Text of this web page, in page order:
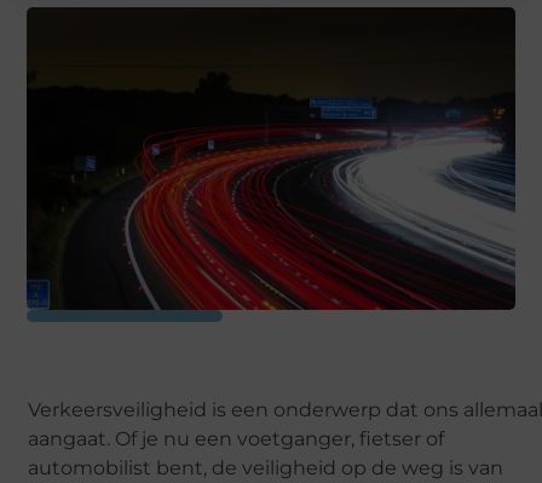
Verkeersveiligheid is een onderwerp dat ons
aangaat. Of je nu een voetganger, fietser of
automobilist bent, de veiligheid op de weg is van